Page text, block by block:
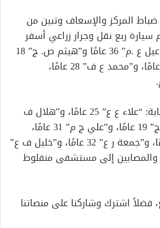
المركز والإسعاف وتبين من
ربع نقل وجرار زراعي أسفر
الحادث عن مصرع: “إسماعيل ع .م” 36 عامًا و”هيثم ص. ج” 18
عامًا، و”شحاته ع م” 40 عامًا، و”محمد ع ف” 28 عامًا،
كما أسفر الحادث عن إصابة: “علاء ع ع” 25 عامًا، و”هلال ف
س” 40 عامًا، و”أحمد ح ج” 19 عامًا، و”علي ج م” 31 عامًا،
و”عبد النبي ع م” 26 عامًا، و”جمعة ر ع” 32 عامًا، و”خليل ف ع”
والمصابين إلى مستشفى منفلوط
فضلاً اشترك وشاركنا على منصاتنا